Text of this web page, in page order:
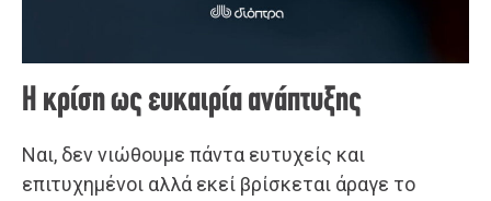
Η κρίση ως ευκαιρία ανάπτυξης
Ναι, δεν νιώθουμε πάντα ευτυχείς και
επιτυχημένοι αλλά εκεί βρίσκεται άραγε το